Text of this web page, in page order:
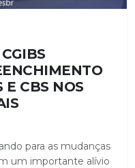
E CBS NOS
para as mudanças
um importante alívio